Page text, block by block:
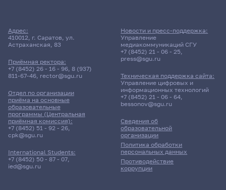
Зачет
Психолого-педагогические
профессиональной
деятельности
191гр., ГДРЯиИН
Д/о
12 корпус, 323/324 комната
21 апреля 2026 г. 18:45
Адрес:
410012, г. Саратов, ул.
Астраханская, 83
Приёмная ректора:
+7 (8452) 26 - 16 - 96, 8 (937)
811-67-46, rector@sgu.ru
Отдел по организации
приёма на основные
образовательные
программы (Центральная
приёмная комиссия):
+7 (8452) 51 - 92 - 26,
cpk@sgu.ru
International Students:
+7 (8452) 50 - 87 - 07,
ied@sgu.ru
Сведения об
образовательной
организации
Политика обработки
персональных данных
Противодействие
коррупции
Новости и пресс-поддержка:
Управление
медиакоммуникаций СГУ
+7 (8452) 21 - 06 - 25,
press@sgu.ru
Техническая поддержка сайта:
Управление цифровых и
информационных технологий
+7 (8452) 21 - 06 - 64,
bessonov@sgu.ru